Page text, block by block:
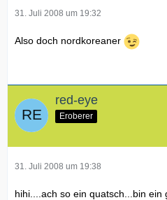
31. Juli 2008 um 19:32
Also doch nordkoreaner
red-eye
Eroberer
31. Juli 2008 um 19:38
hihi....ach so ein quatsch...bin ein